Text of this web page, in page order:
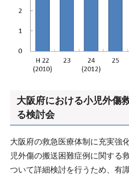
大阪府における小児外傷
る検討会
大阪府の救急医療体制に充実強
児外傷の搬送困難症例に関する
ついて詳細検討を行うため、有